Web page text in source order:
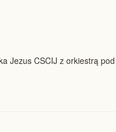
Jezus CSCIJ z orkiestrą